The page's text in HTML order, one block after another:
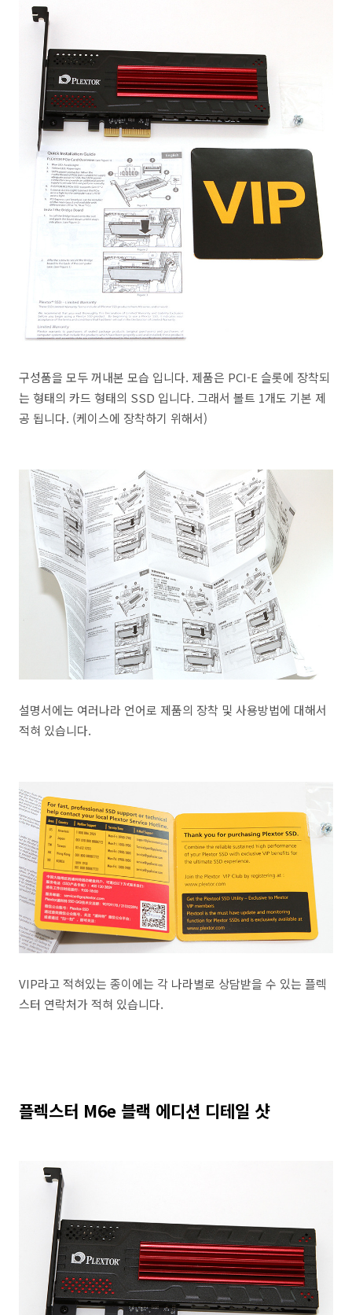
구성품을 모두 꺼내본 모습 입니다. 제품은 PCI-E 슬롯에 장착되
는 형태의 카드 형태의 SSD 입니다. 그래서 볼트 1개도 기본 제
공 됩니다. (케이스에 장착하기 위해서)
설명서에는 여러나라 언어로 제품의 장착 및 사용방법에 대해서
적혀 있습니다.
VIP라고 적혀있는 종이에는 각 나라별로 상담받을 수 있는 플렉
스터 연락처가 적혀 있습니다.
플렉스터 M6e 블랙 에디션 디테일 샷